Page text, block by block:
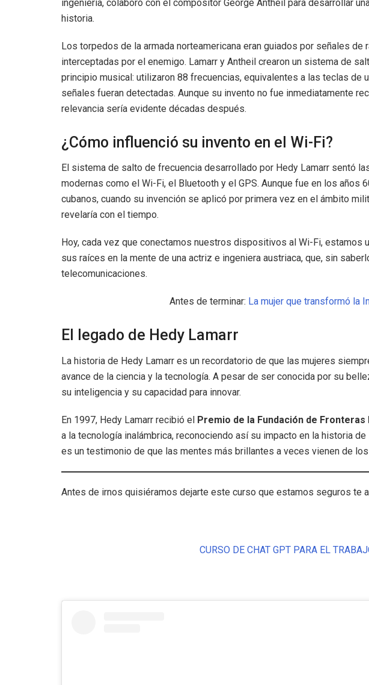
ingeniería, colaboró con el compositor George Antheil para desarrollar
historia.
Los torpedos de la armada norteamericana eran guiados por señales de
interceptadas por el enemigo. Lamarr y Antheil crearon un sistema de
principio musical: utilizaron 88 frecuencias, equivalentes a las teclas de
señales fueran detectadas. Aunque su invento no fue inmediatamente
relevancia sería evidente décadas después.
¿Cómo influenció su invento en el Wi-Fi?
El sistema de salto de frecuencia desarrollado por Hedy Lamarr sentó
modernas como el Wi-Fi, el Bluetooth y el GPS. Aunque fue en los años
cubanos, cuando su invención se aplicó por primera vez en el ámbito
revelaría con el tiempo.
Hoy, cada vez que conectamos nuestros dispositivos al Wi-Fi, estamos
sus raíces en la mente de una actriz e ingeniera austriaca, que, sin
telecomunicaciones.
Antes de terminar: La mujer que transformó la
El legado de Hedy Lamarr
La historia de Hedy Lamarr es un recordatorio de que las mujeres
avance de la ciencia y la tecnología. A pesar de ser conocida por su
su inteligencia y su capacidad para innovar.
En 1997, Hedy Lamarr recibió el Premio de la Fundación de
a la tecnología inalámbrica, reconociendo así su impacto en la historia
es un testimonio de que las mentes más brillantes a veces vienen de
Antes de irnos quisiéramos dejarte este curso que estamos seguros te
CURSO DE CHAT GPT PARA EL